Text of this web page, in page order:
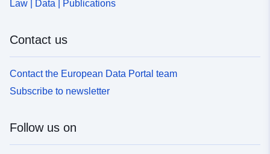
4fca-bfc5-9e0a6e8fd6be
Type:
Law | Data | Publications
Contact us
Contact the European Data Portal team
Subscribe to newsletter
Follow us on